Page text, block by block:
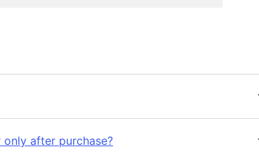
after purchase?